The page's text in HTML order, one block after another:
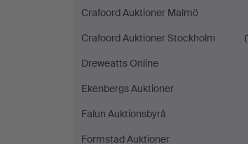
Crafoord Auktioner Malmö
Crafoord Auktioner Stockholm
Dreweatts Online
Ekenbergs Auktioner
Falun Auktionsbyrå
Formstad Auktioner